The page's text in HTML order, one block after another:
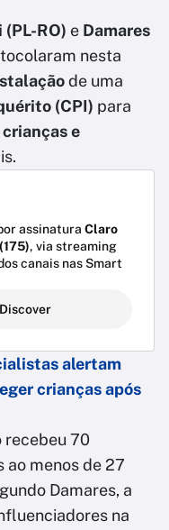
RO) e Damares
nesta
de uma
(CPI) para
crianças e
assinatura Claro
, via streaming
canais nas Smart
alertam
crianças após
recebeu 70
ao menos de 27
Damares, a
na